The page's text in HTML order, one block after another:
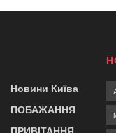
Новини Київа
ПОБАЖАННЯ
ПРИВІТАННЯ